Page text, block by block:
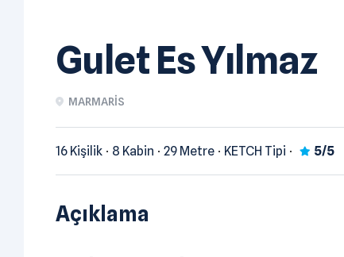
Gulet Es Yılmaz
MARMARIS
16 Kişilik 8 Kabin 29 Metre KETCH Tipi 5/5
Açıklama